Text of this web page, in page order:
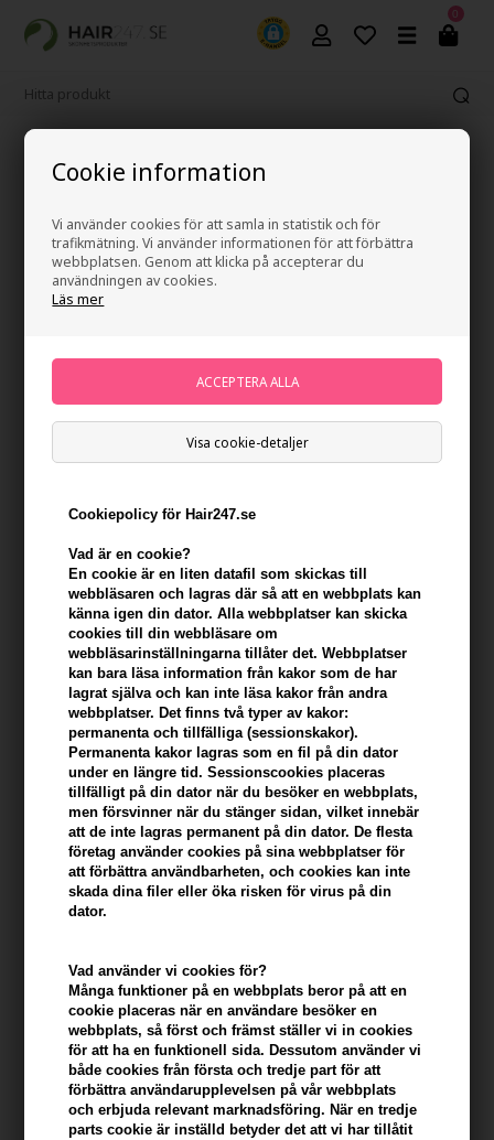
Cookie information
Vi använder cookies för att samla in statistik och för
trafikmätning. Vi använder informationen för att förbättra
webbplatsen. Genom att klicka på accepterar du
användningen av cookies.
Läs mer
Visa cookie-detaljer
Cookiepolicy för Hair247.se
Vad är en cookie?
En cookie är en liten datafil som skickas till
webbläsaren och lagras där så att en webbplats kan
känna igen din dator. Alla webbplatser kan skicka
cookies till din webbläsare om
webbläsarinställningarna tillåter det. Webbplatser
kan bara läsa information från kakor som de har
lagrat själva och kan inte läsa kakor från andra
webbplatser. Det finns två typer av kakor:
permanenta och tillfälliga (sessionskakor).
Permanenta kakor lagras som en fil på din dator
under en längre tid. Sessionscookies placeras
tillfälligt på din dator när du besöker en webbplats,
men försvinner när du stänger sidan, vilket innebär
att de inte lagras permanent på din dator. De flesta
företag använder cookies på sina webbplatser för
att förbättra användbarheten, och cookies kan inte
skada dina filer eller öka risken för virus på din
dator.
Vad använder vi cookies för?
Många funktioner på en webbplats beror på att en
cookie placeras när en användare besöker en
webbplats, så först och främst ställer vi in ​​cookies
för att ha en funktionell sida. Dessutom använder vi
både cookies från första och tredje part för att
förbättra användarupplevelsen på vår webbplats
och erbjuda relevant marknadsföring. När en tredje
parts cookie är inställd betyder det att vi har tillåtit
0
Cutrin BIO+ Special Shampoo Original 200ml x 3
Varumärken»Cutrin Bio+ Brand:
607,00SEK
+
I lager- Leveranstid: 2-3 arbetsdagar
Du tjänar 30 Bonuskronor på köp av denna artikel -
konto
KÖP FÖR YTTERLIGARE 499,00 SEK OCH FÅ FRI FRAKT 499 SEK
Beskrivning Recensioner Tillverkare